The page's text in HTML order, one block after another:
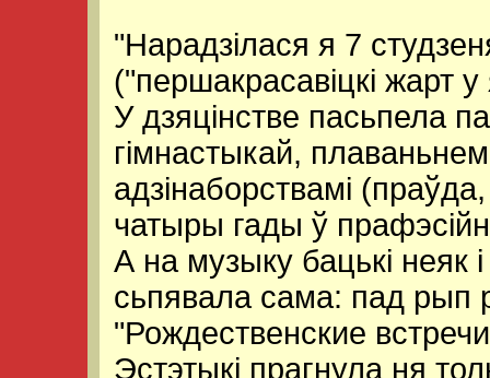
"Нарадзілася я 7
("першакрасавіцкі жарт
У дзяцінстве пасьпела
гімнастыкай,
адзінаборствамі
чатыры гады ў
А на музыку бацькі неяк
сьпявала сама: пад рып
"Рождественские
Эстэтыкі прагнула ня